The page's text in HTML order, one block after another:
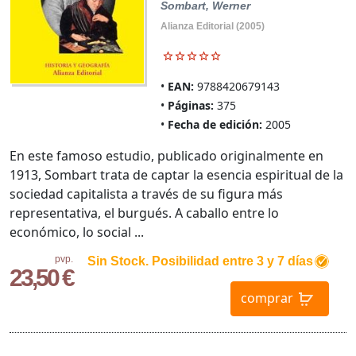
Sombart, Werner
Alianza Editorial (2005)
EAN: 9788420679143
Páginas: 375
Fecha de edición: 2005
pvp.
23,50 €
Sin Stock. Posibilidad entre 3 y 7 días
comprar
En este famoso estudio, publicado originalmente en
1913, Sombart trata de captar la esencia espiritual de la
sociedad capitalista a través de su figura más
representativa, el burgués. A caballo entre lo
económico, lo social ...